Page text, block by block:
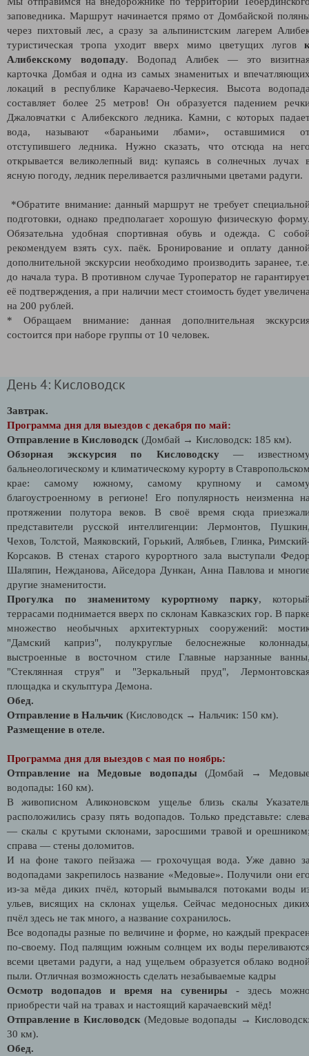
заповедника. Маршрут начинается прямо от Домбайской
через пихтовый лес, а сразу за альпинистским лагерем
туристическая тропа уходит вверх мимо цветущих лугов
Алибекскому водопаду. Водопад Алибек — это
карточка Домбая и одна из самых знаменитых и
локаций в республике Карачаево-Черкесия. Высота
составляет более 25 метров! Он образуется падением
Джаловчатки с Алибекского ледника. Камни, с которых
вода, называют «бараньими лбами», оставшимися
отступившего ледника. Нужно сказать, что отсюда на
открывается великолепный вид: купаясь в солнечных лучах
ясную погоду, ледник переливается различными цветами радуги.
*Обратите внимание: данный маршрут не требует
подготовки, однако предполагает хорошую физическую
Обязательна удобная спортивная обувь и одежда. С
рекомендуем взять сух. паёк. Бронирование и оплату
дополнительной экскурсии необходимо производить заранее,
до начала тура. В противном случае Туроператор не
её подтверждения, а при наличии мест стоимость будет
на 200 рублей.
* Обращаем внимание: данная дополнительная
состоится при наборе группы от 10 человек.
День 4: Кисловодск
Завтрак.
Программа дня для выездов с декабря по май:
Отправление в Кисловодск (Домбай → Кисловодск: 185 км).
Обзорная экскурсия по Кисловодску—
бальнеологическому и климатическому курорту в
крае: самому южному, самому крупному и
благоустроенному в регионе! Его популярность неизменна
протяжении полутора веков. В своё время сюда
представители русской интеллигенции: Лермонтов,
Чехов, Толстой, Маяковский, Горький, Алябьев, Глинка,
Корсаков. В стенах старого курортного зала выступали
Шаляпин, Нежданова, Айседора Дункан, Анна Павлова и
другие знаменитости.
Прогулка по знаменитому курортному парку,
террасами поднимается вверх по склонам Кавказских гор. В
множество необычных архитектурных сооружений:
"Дамский каприз", полукруглые белоснежные
выстроенные в восточном стиле Главные нарзанные
"Стеклянная струя" и "Зеркальный пруд",
площадка и скульптура Демона.
Обед.
Отправление в Нальчик (Кисловодск → Нальчик: 150 км).
Размещение в отеле.
Программа дня для выездов с мая по ноябрь:
Отправление на Медовые водопады (Домбай →
водопады: 160 км).
В живописном Аликоновском ущелье близь скалы
расположились сразу пять водопадов. Только представьте:
— скалы с крутыми склонами, заросшими травой и
справа — стены доломитов.
И на фоне такого пейзажа — грохочущая вода. Уже давно
водопадами закрепилось название «Медовые». Получили они
из-за мёда диких пчёл, который вымывался потоками воды
ульев, висящих на склонах ущелья. Сейчас медоносных
пчёл здесь не так много, а название сохранилось.
Все водопады разные по величине и форме, но каждый
по-своему. Под палящим южным солнцем их воды
всеми цветами радуги, а над ущельем образуется облако
пыли. Отличная возможность сделать незабываемые кадры
Осмотр водопадов и время на сувениры - здесь
приобрести чай на травах и настоящий карачаевский мёд!
Отправление в Кисловодск (Медовые водопады →
30 км).
Обед.